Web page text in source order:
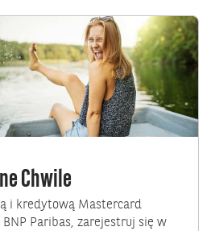
Chwile
i kredytową Mastercard
Paribas, zarejestruj się w